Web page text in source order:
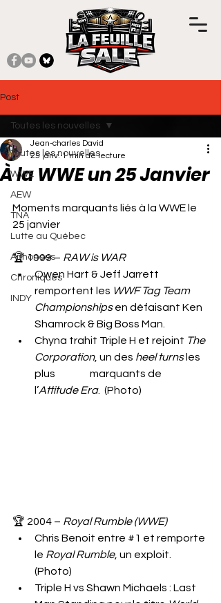
Post
Toutes les nouvelles
WWE
AEW
TNA
Lutte au Québec
Annonces
Chroniques
INDY
Toutes les nouvelles
À la WWE un 25 Janvier
Jean-charles David
25 janv. 1 min de lecture
Noté NaN étoiles sur 5.
Moments marquants liés à la WWE le
25 janvier
🏆 1999 – RAW is WAR
Owen Hart & Jeff Jarrett
remportent les WWF Tag Team
Championships en défaisant Ken
Shamrock & Big Boss Man.
Chyna trahit Triple H et rejoint The
Corporation, un des heel turns les
plus 		marquants de
l’Attitude Era.  (Photo)
🏆 2004 – Royal Rumble (WWE)
Chris Benoit entre #1 et remporte
le Royal Rumble, un exploit.
(Photo)
Triple H vs Shawn Michaels : Last